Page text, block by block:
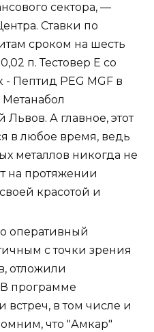
сектора, —
Ставки по
сроком на шесть
п. Тестовер Е со
Пептид PEG MGF в
А главное, этот
в любое время, ведь
металлов никогда не
на протяжении
красотой и
оперативный
с точки зрения
отложили
программе
встреч, в том числе и
что "Амкар"